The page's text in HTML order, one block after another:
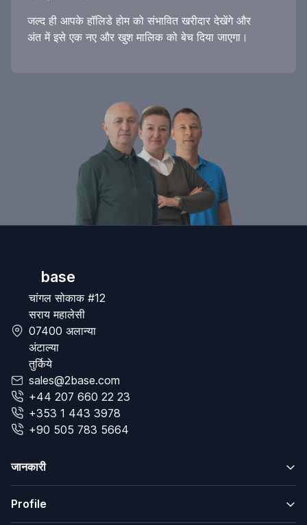
जल्द ही आपके हॉलिडे होम को संभावित खरीदार देखेंगे और
अंत में इसे एक नए और खुश मालिक को बेच दिया जाएगा।
base
चांगल सोकाक #12
सराय महालेसी
07400 अलान्या
अंटाल्या
तुर्किये
sales@2base.com
+44 207 660 22 23
+353 1 443 3978
+90 505 783 5664
जानकारी
Profile